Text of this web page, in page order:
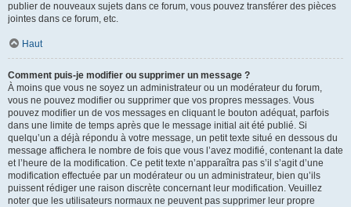
publier de nouveaux sujets dans ce forum, vous pouvez transférer des pièces
jointes dans ce forum, etc.
Haut
Comment puis-je modifier ou supprimer un message ?
À moins que vous ne soyez un administrateur ou un modérateur du forum,
vous ne pouvez modifier ou supprimer que vos propres messages. Vous
pouvez modifier un de vos messages en cliquant le bouton adéquat, parfois
dans une limite de temps après que le message initial ait été publié. Si
quelqu’un a déjà répondu à votre message, un petit texte situé en dessous du
message affichera le nombre de fois que vous l’avez modifié, contenant la date
et l’heure de la modification. Ce petit texte n’apparaîtra pas s’il s’agit d’une
modification effectuée par un modérateur ou un administrateur, bien qu’ils
puissent rédiger une raison discrète concernant leur modification. Veuillez
noter que les utilisateurs normaux ne peuvent pas supprimer leur propre